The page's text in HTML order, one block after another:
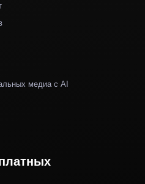
медиа с AI